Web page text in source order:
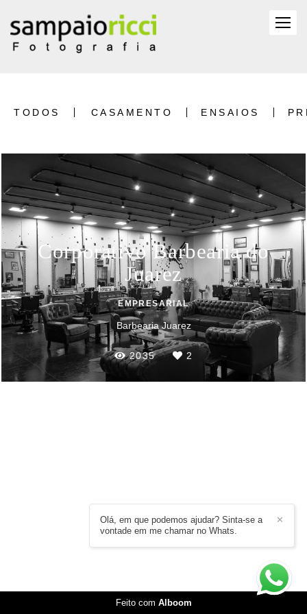
TODOS CASAMENTO ENSAIOS
Corporativo Barbearia do
Juarez
EMPRESARIAL
Barbearia Juarez
2035 2
✕
Olá, em que podemos ajudar? Sinta-se a
vontade em me chamar no Whats.
Feito com Alboom